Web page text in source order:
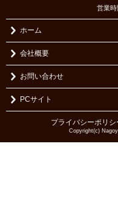
営業時
ホーム
会社概要
お問い合わせ
PCサイト
プライバシーポリシ
Copyright(c)